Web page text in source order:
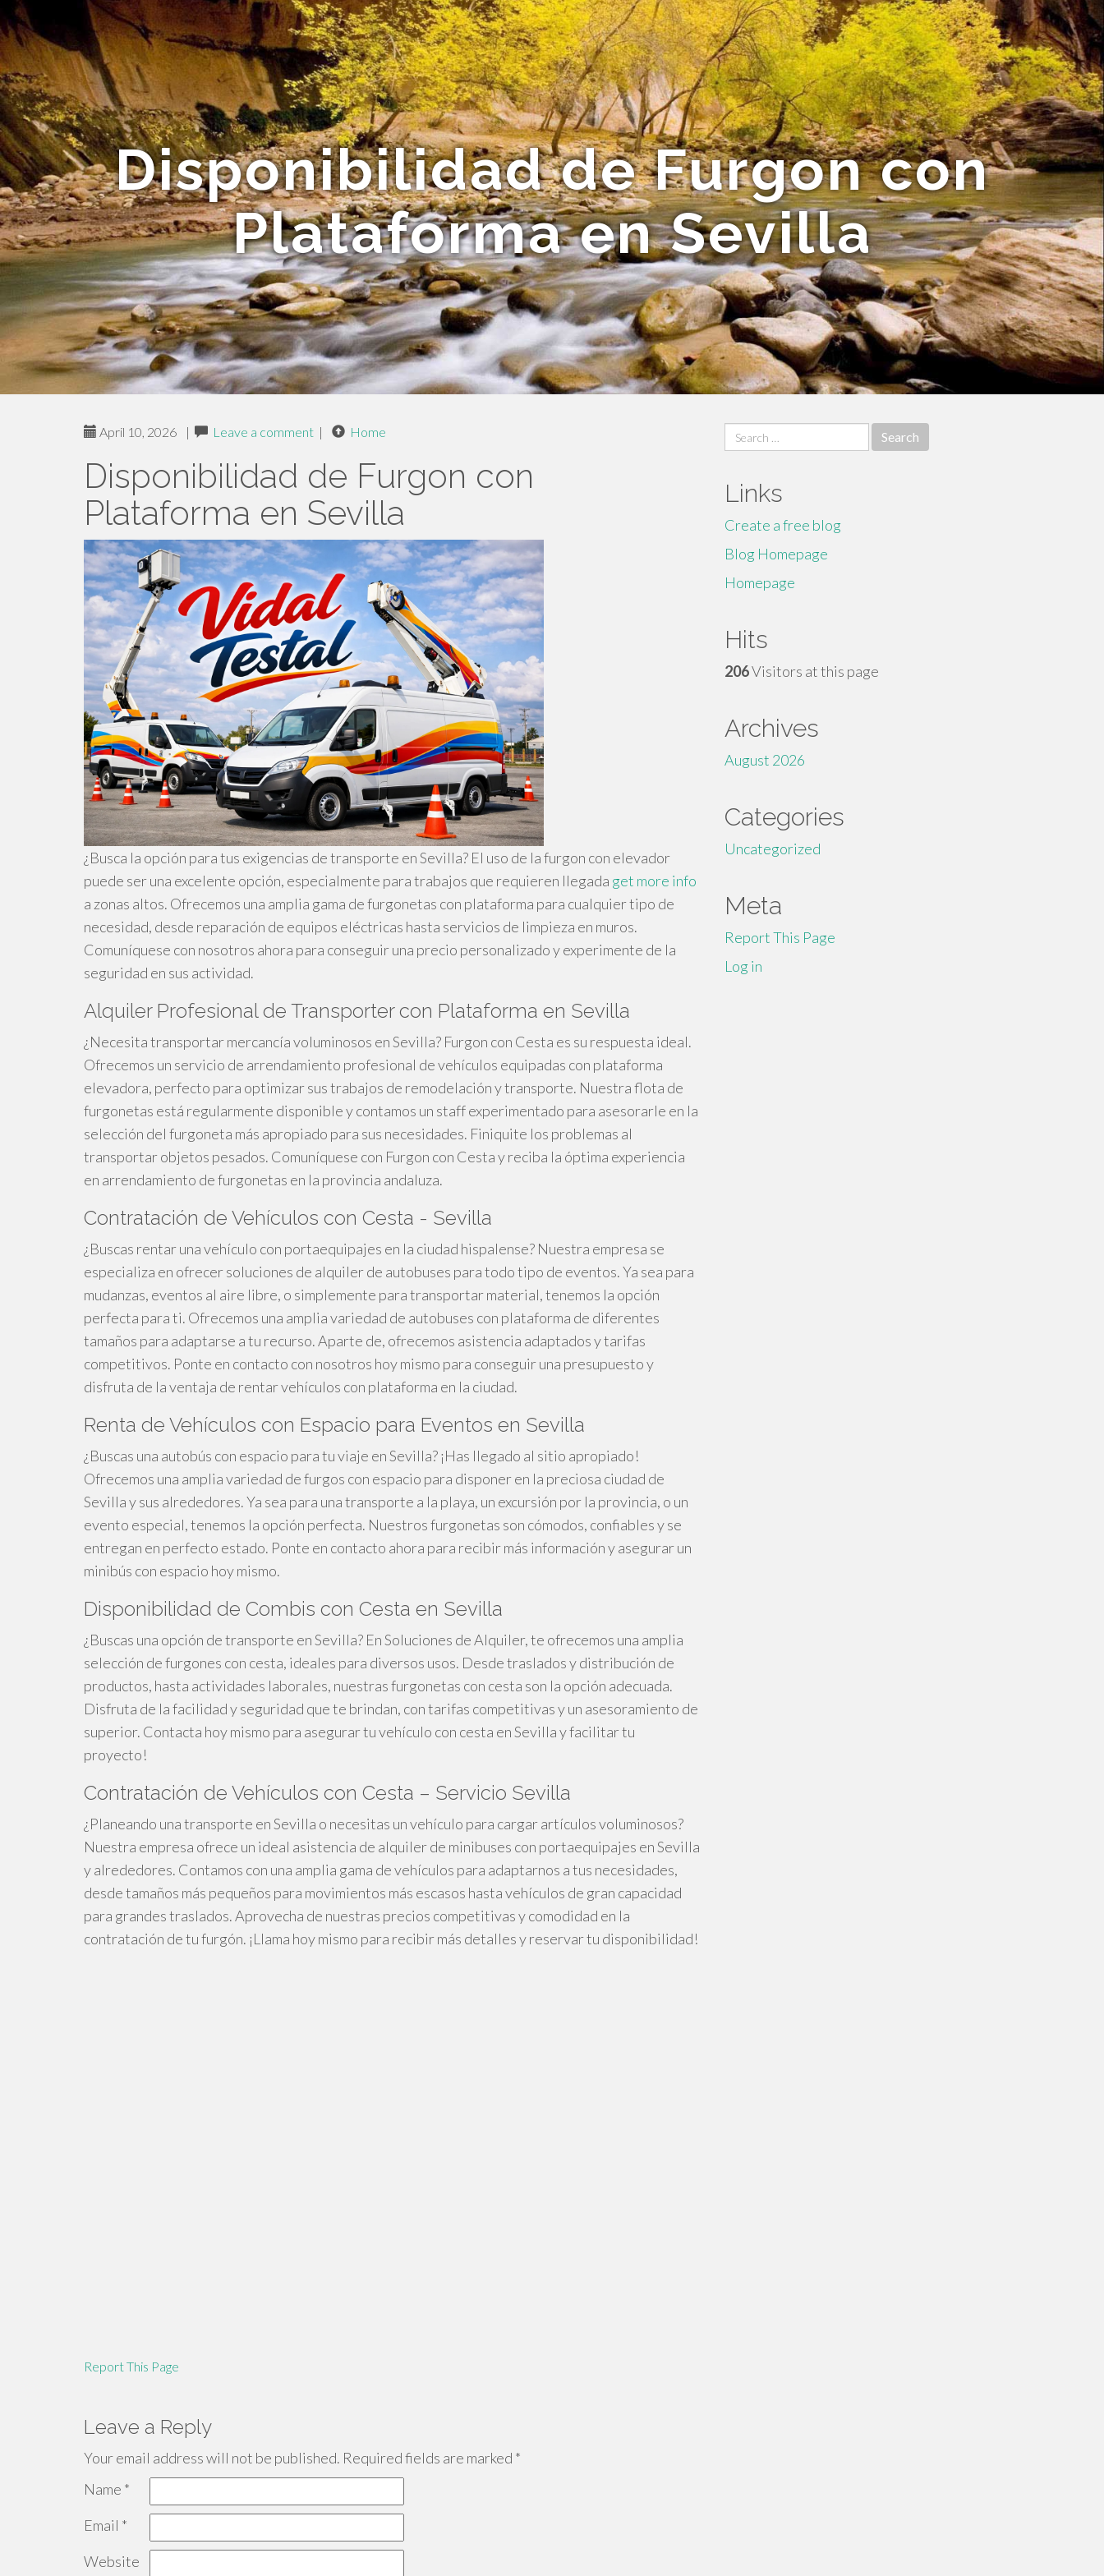
Disponibilidad de Furgon con
Plataforma en Sevilla
April 10, 2026 | Leave a comment | Home
Disponibilidad de Furgon con
Plataforma en Sevilla
¿Busca la opción para tus exigencias de transporte en Sevilla? El uso de la furgon con elevador
puede ser una excelente opción, especialmente para trabajos que requieren llegada get more info
a zonas altos. Ofrecemos una amplia gama de furgonetas con plataforma para cualquier tipo de
necesidad, desde reparación de equipos eléctricas hasta servicios de limpieza en muros.
Comuníquese con nosotros ahora para conseguir una precio personalizado y experimente de la
seguridad en sus actividad.
Alquiler Profesional de Transporter con Plataforma en Sevilla
¿Necesita transportar mercancía voluminosos en Sevilla? Furgon con Cesta es su respuesta ideal.
Ofrecemos un servicio de arrendamiento profesional de vehículos equipadas con plataforma
elevadora, perfecto para optimizar sus trabajos de remodelación y transporte. Nuestra flota de
furgonetas está regularmente disponible y contamos un staff experimentado para asesorarle en la
selección del furgoneta más apropiado para sus necesidades. Finiquite los problemas al
transportar objetos pesados. Comuníquese con Furgon con Cesta y reciba la óptima experiencia
en arrendamiento de furgonetas en la provincia andaluza.
Contratación de Vehículos con Cesta - Sevilla
¿Buscas rentar una vehículo con portaequipajes en la ciudad hispalense? Nuestra empresa se
especializa en ofrecer soluciones de alquiler de autobuses para todo tipo de eventos. Ya sea para
mudanzas, eventos al aire libre, o simplemente para transportar material, tenemos la opción
perfecta para ti. Ofrecemos una amplia variedad de autobuses con plataforma de diferentes
tamaños para adaptarse a tu recurso. Aparte de, ofrecemos asistencia adaptados y tarifas
competitivos. Ponte en contacto con nosotros hoy mismo para conseguir una presupuesto y
disfruta de la ventaja de rentar vehículos con plataforma en la ciudad.
Renta de Vehículos con Espacio para Eventos en Sevilla
¿Buscas una autobús con espacio para tu viaje en Sevilla? ¡Has llegado al sitio apropiado!
Ofrecemos una amplia variedad de furgos con espacio para disponer en la preciosa ciudad de
Sevilla y sus alrededores. Ya sea para una transporte a la playa, un excursión por la provincia, o un
evento especial, tenemos la opción perfecta. Nuestros furgonetas son cómodos, confiables y se
entregan en perfecto estado. Ponte en contacto ahora para recibir más información y asegurar un
minibús con espacio hoy mismo.
Disponibilidad de Combis con Cesta en Sevilla
¿Buscas una opción de transporte en Sevilla? En Soluciones de Alquiler, te ofrecemos una amplia
selección de furgones con cesta, ideales para diversos usos. Desde traslados y distribución de
productos, hasta actividades laborales, nuestras furgonetas con cesta son la opción adecuada.
Disfruta de la facilidad y seguridad que te brindan, con tarifas competitivas y un asesoramiento de
superior. Contacta hoy mismo para asegurar tu vehículo con cesta en Sevilla y facilitar tu
proyecto!
Contratación de Vehículos con Cesta – Servicio Sevilla
¿Planeando una transporte en Sevilla o necesitas un vehículo para cargar artículos voluminosos?
Nuestra empresa ofrece un ideal asistencia de alquiler de minibuses con portaequipajes en Sevilla
y alrededores. Contamos con una amplia gama de vehículos para adaptarnos a tus necesidades,
desde tamaños más pequeños para movimientos más escasos hasta vehículos de gran capacidad
para grandes traslados. Aprovecha de nuestras precios competitivas y comodidad en la
contratación de tu furgón. ¡Llama hoy mismo para recibir más detalles y reservar tu disponibilidad!
Report This Page
Leave a Reply
Your email address will not be published. Required fields are marked *
Name *
Email *
Website
Search
for:
Links
Create a free blog
Blog Homepage
Homepage
Hits
206Visitors at this page
Archives
August 2026
Categories
Uncategorized
Meta
Report This Page
Log in